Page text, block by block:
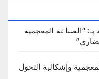
“الصناعة المعجمية
وإشكالية التحول